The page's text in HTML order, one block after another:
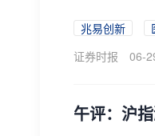
兆易创新
证券时报
06-
午评：沪